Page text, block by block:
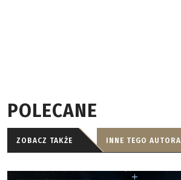
POLECANE
ZOBACZ TAKŻE INNE TEGO AUTORA